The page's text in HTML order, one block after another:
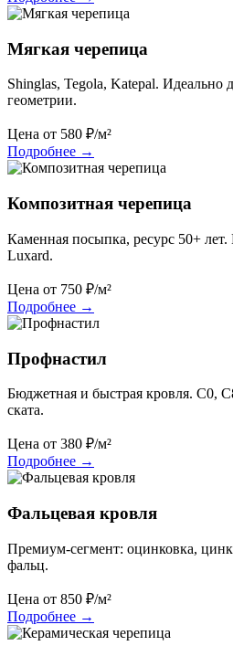
Мягкая черепица
Shinglas, Tegola, Katepal.
геометрии.
Цена от 580 ₽/м²
Подробнее →
Композитная черепица
Каменная посыпка, ресурс 50+ лет.
Luxard.
Цена от 750 ₽/м²
Подробнее →
Профнастил
Бюджетная и быстрая кровля. С0,
ската.
Цена от 380 ₽/м²
Подробнее →
Фальцевая кровля
Премиум-сегмент: оцинковка,
фальц.
Цена от 850 ₽/м²
Подробнее →